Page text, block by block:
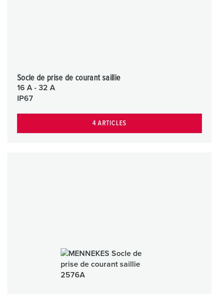
Socle de prise de courant saillie
16 A - 32 A
IP67
4 ARTICLES